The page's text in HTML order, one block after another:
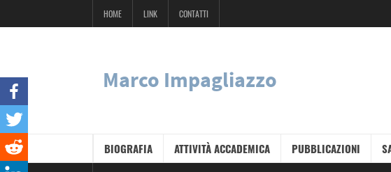
HOME LINK CONTATTI
Marco Impagliazzo
BIOGRAFIA ATTIVITÀ ACCADEMICA PUBBLICAZIONI